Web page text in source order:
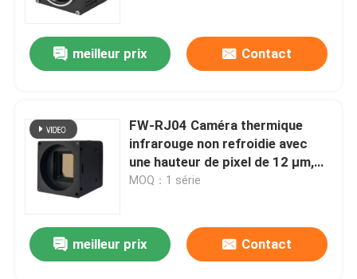
meilleur prix Contact
FW-RJ04 Caméra thermique
infrarouge non refroidie avec
une hauteur de pixel de 12 μm,
une résolution de 640 × 512 et
MOQ：1 série
meilleur prix Contact